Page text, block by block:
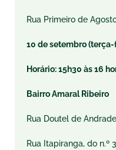
Rua Primeiro de
10 de setembro
Horário: 15h30 às 16
Bairro Amaral Ribeiro
Rua Doutel de
Rua Itapiranga, do n.º